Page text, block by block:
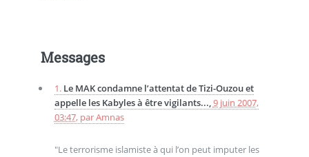
Messages
1. Le MAK condamne l’attentat de Tizi-Ouzou et
appelle les Kabyles à être vigilants...,9 juin 2007,
03:47, parAmnas
"Le terrorisme islamiste à qui l’on peut imputer les